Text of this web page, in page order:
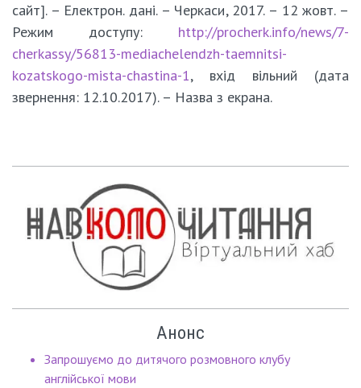
сайт]. – Електрон. дані. – Черкаси, 2017. – 12 жовт. –
Режим доступу: http://procherk.info/news/7-
cherkassy/56813-mediachelendzh-taemnitsi-
kozatskogo-mista-chastina-1, вхід вільний (дата
звернення: 12.10.2017). – Назва з екрана.
Анонс
Запрошуємо до дитячого розмовного клубу
англійської мови